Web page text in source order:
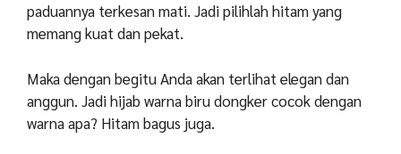
paduannya terkesan mati. Jadi pilihlah hitam yang
memang kuat dan pekat.
Maka dengan begitu Anda akan terlihat elegan dan
anggun. Jadi hijab warna biru dongker cocok dengan
warna apa? Hitam bagus juga.